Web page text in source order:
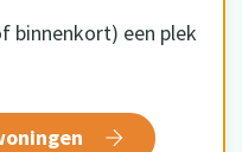
binnenkort) een plek